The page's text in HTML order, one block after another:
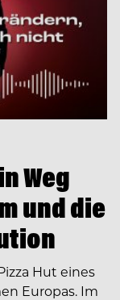
Weg
und die
Hut eines
Europas. Im